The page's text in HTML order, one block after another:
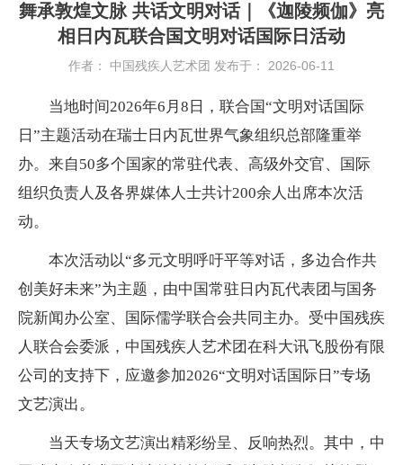
舞承敦煌文脉 共话文明对话｜《迦陵频伽》亮
相日内瓦联合国文明对话国际日活动
作者： 中国残疾人艺术团 发布于： 2026-06-11
当地时间2026年6月8日，联合国“文明对话国际
日”主题活动在瑞士日内瓦世界气象组织总部隆重举
办。来自50多个国家的常驻代表、高级外交官、国际
组织负责人及各界媒体人士共计200余人出席本次活
动。
本次活动以“多元文明呼吁平等对话，多边合作共
创美好未来”为主题，由中国常驻日内瓦代表团与国务
院新闻办公室、国际儒学联合会共同主办。受中国残疾
人联合会委派，中国残疾人艺术团在科大讯飞股份有限
公司的支持下，应邀参加2026“文明对话国际日”专场
文艺演出。
当天专场文艺演出精彩纷呈、反响热烈。其中，中